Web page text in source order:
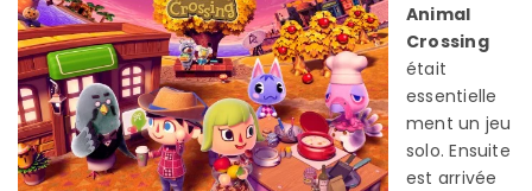
Animal
Crossing
était
essentielle
ment un jeu
solo. Ensuite
est arrivée